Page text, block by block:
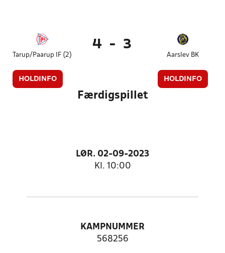
Tarup/Paarup IF (2)
HOLDINFO
4 - 3
Aarslev BK
HOLDINFO
Færdigspillet
LØR. 02-09-2023
Kl. 10:00
KAMPNUMMER
568256